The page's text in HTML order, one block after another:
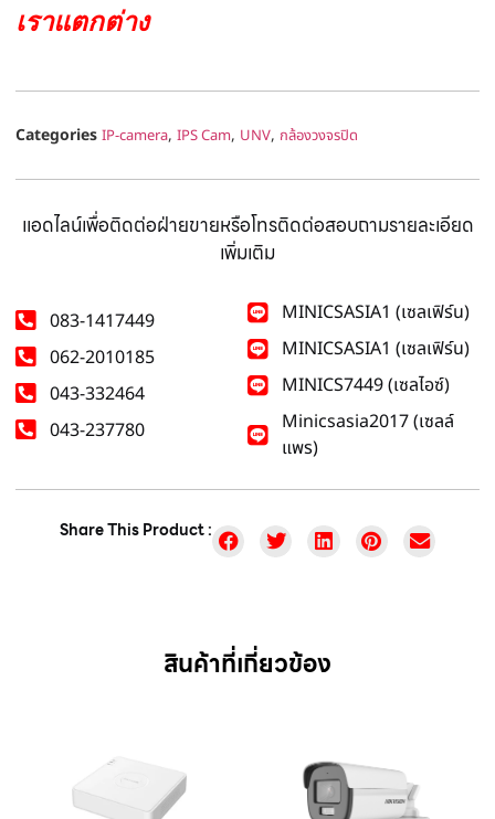
เราแตกต่าง
Categories IP-camera, IPS Cam, UNV, กล้องวงจรปิด
แอดไลน์เพื่อติดต่อฝ่ายขายหรือโทรติดต่อสอบถามรายละเอียด
เพิ่มเติม
083-1417449
062-2010185
043-332464
043-237780
MINICSASIA1 (เซลเฟิร์น)
MINICSASIA1 (เซลเฟิร์น)
MINICS7449 (เซลไอซ์)
Minicsasia2017 (เซลล์
แพร)
Share This Product :
สินค้าที่เกี่ยวข้อง